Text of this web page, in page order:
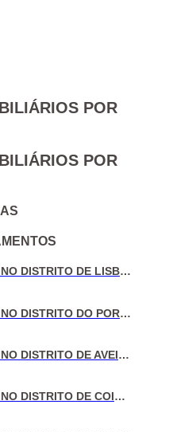
POR
POR
VENDA DE MORADIAS NO DISTRITO DE LISBOA
VENDA DE MORADIAS NO DISTRITO DO PORTO
VENDA DE MORADIAS NO DISTRITO DE AVEIRO
VENDA DE MORADIAS NO DISTRITO DE COIMBRA